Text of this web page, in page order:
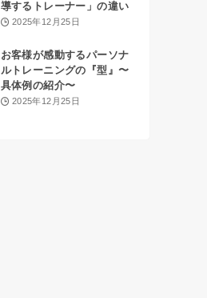
導するトレーナー」の違い
2025年12月25日
お客様が感動するパーソナ
ルトレーニングの『型』〜
具体例の紹介〜
2025年12月25日